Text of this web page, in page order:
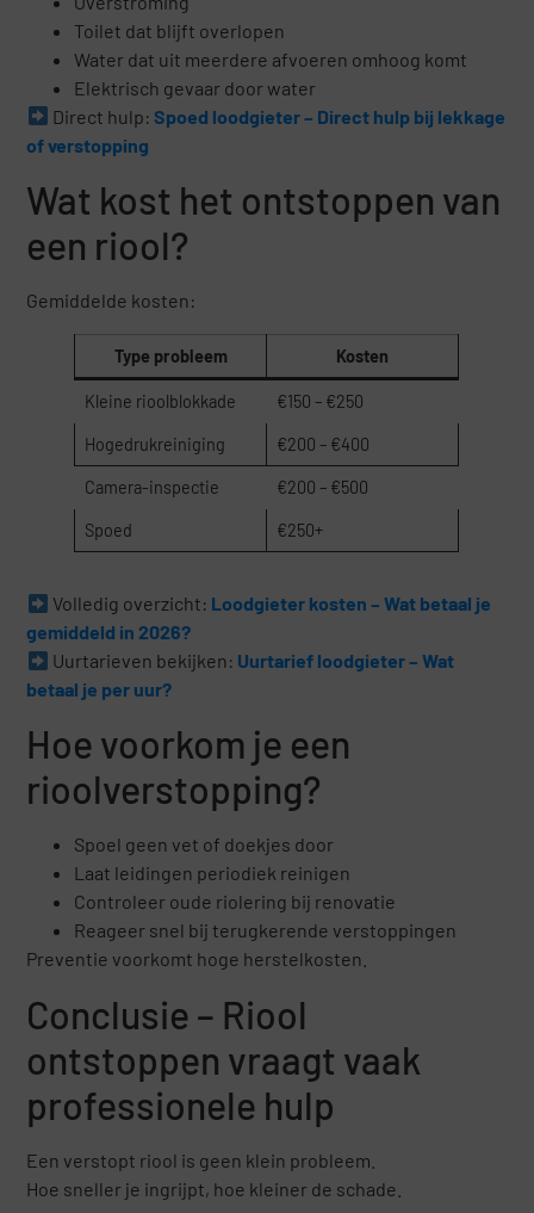
Toilet dat blijft overlopen
Water dat uit meerdere afvoeren omhoog komt
Elektrisch gevaar door water
Direct hulp: Spoed loodgieter – Direct hulp bij lekkage
of verstopping
Wat kost het ontstoppen van
een riool?
Gemiddelde kosten:
Type probleem Kosten
Kleine rioolblokkade €150 – €250
Hogedrukreiniging €200 – €400
Camera-inspectie €200 – €500
Spoed €250+
Volledig overzicht: Loodgieter kosten – Wat betaal je
gemiddeld in 2026?
Uurtarieven bekijken: Uurtarief loodgieter – Wat
betaal je per uur?
Hoe voorkom je een
rioolverstopping?
Spoel geen vet of doekjes door
Laat leidingen periodiek reinigen
Controleer oude riolering bij renovatie
Reageer snel bij terugkerende verstoppingen
Preventie voorkomt hoge herstelkosten.
Conclusie – Riool
ontstoppen vraagt vaak
professionele hulp
Een verstopt riool is geen klein probleem.
Hoe sneller je ingrijpt, hoe kleiner de schade.